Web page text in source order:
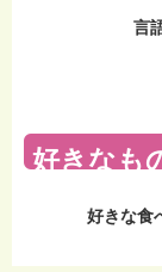
言
好きなも
好きな食